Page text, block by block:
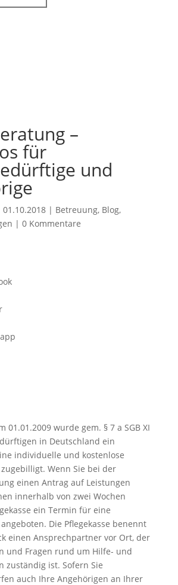
–
für
und
01.10.2018| Betreuung, Blog,
| 0 Kommentare
01.01.2009 wurde gem. § 7 a SGB XI
in Deutschland ein
individuelle und kostenlose
Wenn Sie bei der
einen Antrag auf Leistungen
innerhalb von zwei Wochen
ein Termin für eine
Die Pflegekasse benennt
einen Ansprechpartner vor Ort, der
und Fragen rund um Hilfe- und
zuständig ist. Sofern Sie
auch Ihre Angehörigen an Ihrer